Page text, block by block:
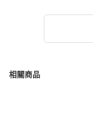
相關商品